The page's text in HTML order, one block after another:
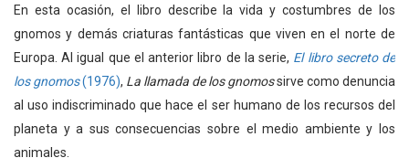
En esta ocasión, el libro describe la vida y costumbres de los
gnomos y demás criaturas fantásticas que viven en el norte de
Europa. Al igual que el anterior libro de la serie, El libro secreto de
los gnomos(1976), La llamada de los gnomossirve como denuncia
al uso indiscriminado que hace el ser humano de los recursos del
planeta y a sus consecuencias sobre el medio ambiente y los
animales.